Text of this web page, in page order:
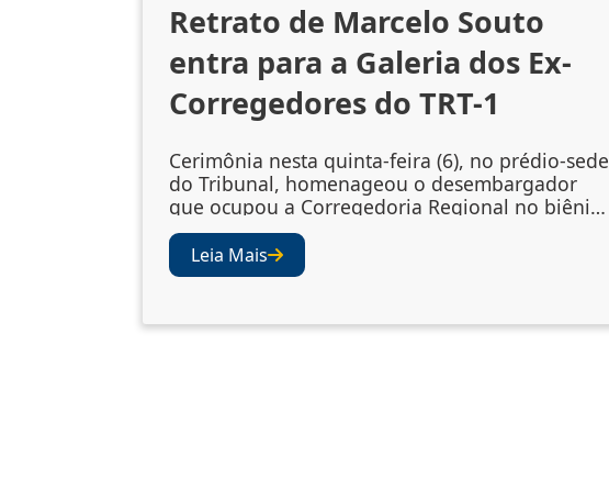
Retrato de Marcelo Souto
entra para a Galeria dos Ex-
Corregedores do TRT-1
Cerimônia nesta quinta-feira (6), no prédio-sede
do Tribunal, homenageou o desembargador
que ocupou a Corregedoria Regional no biênio
2023/2025 A cerimônia de descerramento do
retrato do desembargador Marcelo Augusto
Souto de Oliveira, corregedor regional no
(6), no Salão Nobre do TRT-1. A solenidade
Leia Mais